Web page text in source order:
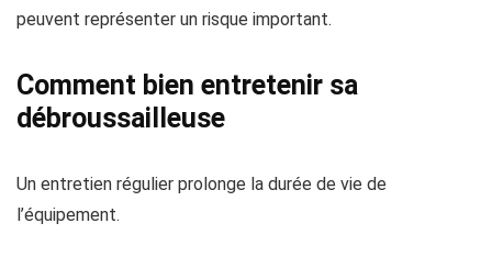
peuvent représenter un risque important.
Comment bien entretenir sa
débroussailleuse
Un entretien régulier prolonge la durée de vie de
l’équipement.